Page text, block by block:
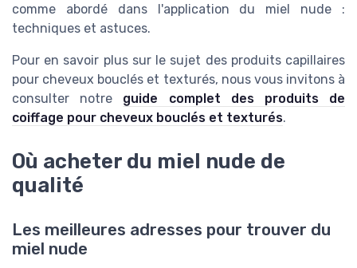
comme abordé dans l'application du miel nude :
techniques et astuces.
Pour en savoir plus sur le sujet des produits capillaires
pour cheveux bouclés et texturés, nous vous invitons à
consulter notre guide complet des produits de
coiffage pour cheveux bouclés et texturés.
Où acheter du miel nude de
qualité
Les meilleures adresses pour trouver du
miel nude